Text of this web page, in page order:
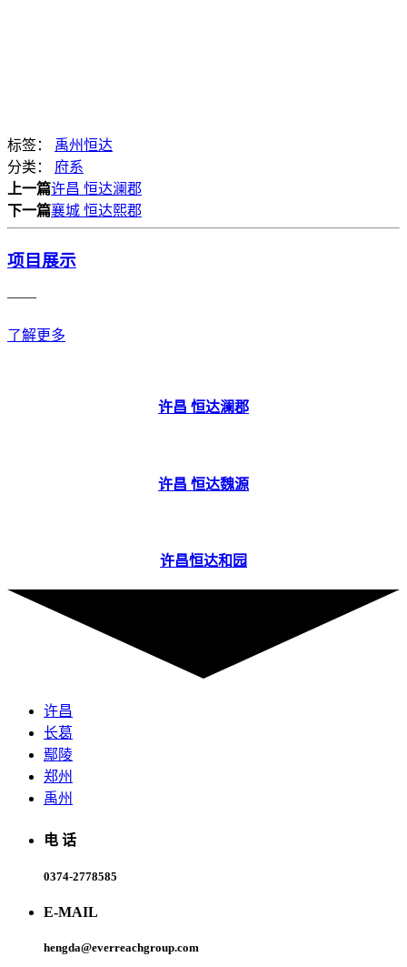
标签： 禹州恒达
分类： 府系
上一篇许昌 恒达澜郡
下一篇襄城 恒达熙郡
项目展示
——
了解更多
许昌 恒达澜郡
许昌 恒达魏源
许昌恒达和园
许昌
长葛
鄢陵
郑州
禹州
电 话
0374-2778585
E-MAIL
hengda@everreachgroup.com